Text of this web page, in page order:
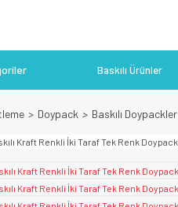
Baskılı Ürünler
Doypack Baskılı Doypackler